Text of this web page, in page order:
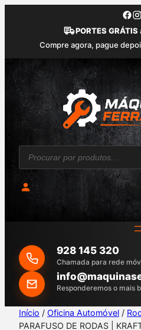
conteúdo
PORTES GRÁTIS
Compre agora, pague
P
o
u
r
c
h
928 145 320
Chamada para rede
Responderemos o mais
Início / Oficina Automóvel /
PARAFUSO DE RODAS |